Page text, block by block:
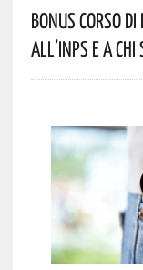
Bonus Corso
All’INPS E A